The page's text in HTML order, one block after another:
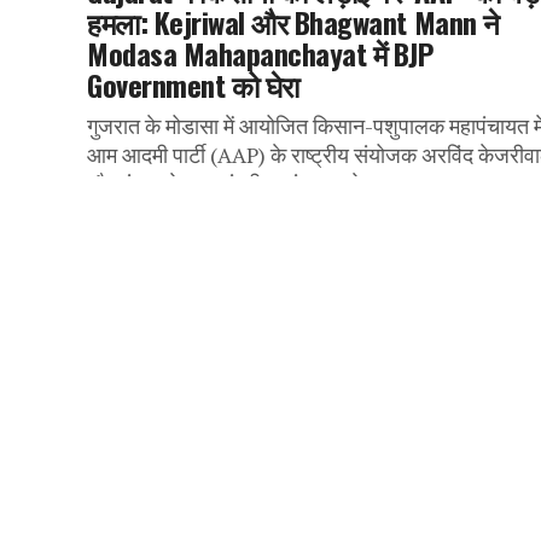
हमला: Kejriwal और Bhagwant Mann ने
Modasa Mahapanchayat में BJP
Government को घेरा
गुजरात के मोडासा में आयोजित किसान-पशुपालक महापंचायत
आम आदमी पार्टी (AAP) के राष्ट्रीय संयोजक अरविंद
और पंजाब के मुख्यमंत्री भगवंत मान ने भाजपा सरकार...